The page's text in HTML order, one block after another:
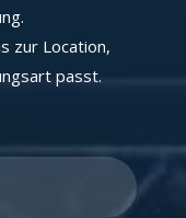
zur Location,
passt.